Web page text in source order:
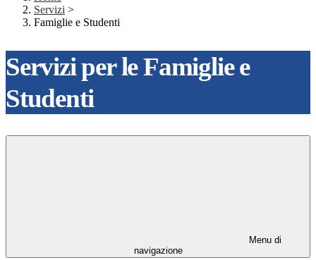
Servizi >
Famiglie e Studenti
Servizi per le Famiglie e
Studenti
Menu di
navigazione